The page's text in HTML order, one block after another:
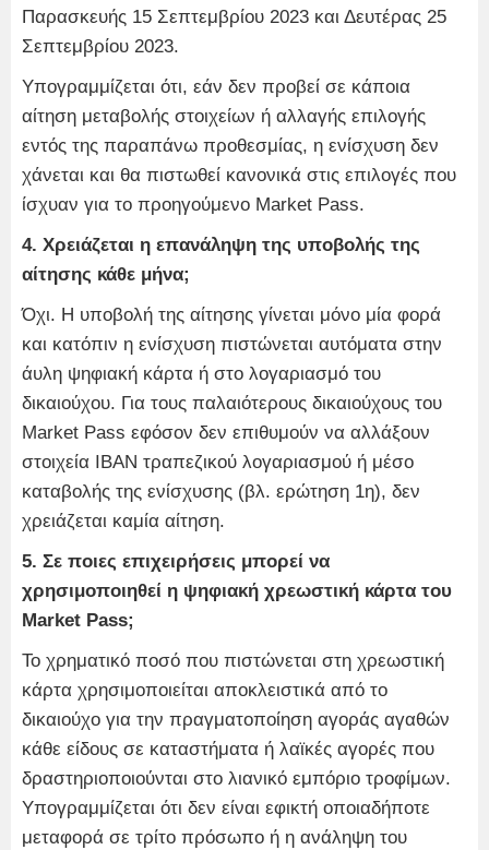
Παρασκευής 15 Σεπτεμβρίου 2023 και Δευτέρας 25
Σεπτεμβρίου 2023.
Υπογραμμίζεται ότι, εάν δεν προβεί σε κάποια
αίτηση μεταβολής στοιχείων ή αλλαγής επιλογής
εντός της παραπάνω προθεσμίας, η ενίσχυση δεν
χάνεται και θα πιστωθεί κανονικά στις επιλογές που
ίσχυαν για το προηγούμενο Market Pass.
4. Χρειάζεται η επανάληψη της υποβολής της
αίτησης κάθε μήνα;
Όχι. Η υποβολή της αίτησης γίνεται μόνο μία φορά
και κατόπιν η ενίσχυση πιστώνεται αυτόματα στην
άυλη ψηφιακή κάρτα ή στο λογαριασμό του
δικαιούχου. Για τους παλαιότερους δικαιούχους του
Market Pass εφόσον δεν επιθυμούν να αλλάξουν
στοιχεία IBAN τραπεζικού λογαριασμού ή μέσο
καταβολής της ενίσχυσης (βλ. ερώτηση 1η), δεν
χρειάζεται καμία αίτηση.
5. Σε ποιες επιχειρήσεις μπορεί να
χρησιμοποιηθεί η ψηφιακή χρεωστική κάρτα του
Market Pass;
Το χρηματικό ποσό που πιστώνεται στη χρεωστική
κάρτα χρησιμοποιείται αποκλειστικά από το
δικαιούχο για την πραγματοποίηση αγοράς αγαθών
κάθε είδους σε καταστήματα ή λαϊκές αγορές που
δραστηριοποιούνται στο λιανικό εμπόριο τροφίμων.
Υπογραμμίζεται ότι δεν είναι εφικτή οποιαδήποτε
μεταφορά σε τρίτο πρόσωπο ή η ανάληψη του